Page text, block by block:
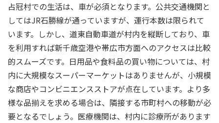
占冠村での生活は、車が必須となります。公共交通機関と
してはJR石勝線が通っていますが、運行本数は限られて
います。しかし、道東自動車道が村内を縦断しており、車
を利用すれば新千歳空港や帯広市方面へのアクセスは比較
的スムーズです。日用品や食料品の買い物については、村
内に大規模なスーパーマーケットはありませんが、小規模
な商店やコンビニエンスストアが点在しています。より多
様な品揃えを求める場合は、隣接する市町村への移動が必
要となるでしょう。医療機関は、村内に診療所があります